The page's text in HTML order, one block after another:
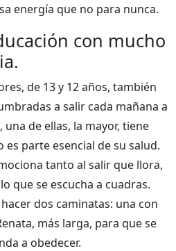
energía que no para nunca.
con mucho
de 13 y 12 años, también
a salir cada mañana a
de ellas, la mayor, tiene
es parte esencial de su salud.
tanto al salir que llora,
que se escucha a cuadras.
dos caminatas: una con
más larga, para que se
a obedecer.